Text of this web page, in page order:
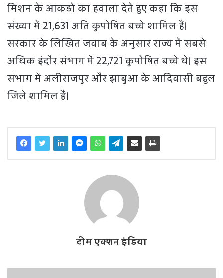
मिशन के आंकड़ों का हवाला देते हुए कहा कि इस
संख्या में 21,631 अति कुपोषित बच्चे शामिल हैं।
सरकार के लिखित जवाब के अनुसार राज्य में सबसे
अधिक इंदौर संभाग में 22,721 कुपोषित बच्चे थे। इस
संभाग में अलीराजपुर और झाबुआ के आदिवासी बहुल
जिले शामिल हैं।
टीम एक्शन इंडिया